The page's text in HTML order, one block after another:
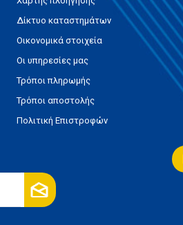
Δίκτυο καταστημάτων
Οικονομικά στοιχεία
Οι υπηρεσίες μας
Τρόποι πληρωμής
Τρόποι αποστολής
Πολιτική Επιστροφών